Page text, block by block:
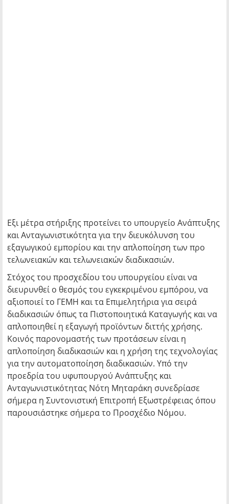
Εξι μέτρα στήριξης προτείνει το υπουργείο Ανάπτυξης
και Ανταγωνιστικότητα για την διευκόλυνση του
εξαγωγικού εμπορίου και την απλοποίηση των προ
τελωνειακών και τελωνειακών διαδικασιών.
Στόχος του προσχεδίου του υπουργείου είναι να
διευρυνθεί ο θεσμός του εγκεκριμένου εμπόρου, να
αξιοποιεί το ΓΕΜΗ και τα Επιμελητήρια για σειρά
διαδικασιών όπως τα Πιστοποιητικά Καταγωγής και να
απλοποιηθεί η εξαγωγή προϊόντων διττής χρήσης.
Κοινός παρονομαστής των προτάσεων είναι η
απλοποίηση διαδικασιών και η χρήση της τεχνολογίας
για την αυτοματοποίηση διαδικασιών. Υπό την
προεδρία του υφυπουργού Ανάπτυξης και
Ανταγωνιστικότητας Νότη Μηταράκη συνεδρίασε
σήμερα η Συντονιστική Επιτροπή Εξωστρέφειας όπου
παρουσιάστηκε σήμερα το Προσχέδιο Νόμου.